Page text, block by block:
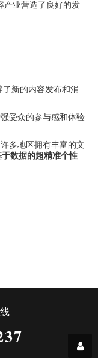
产业营造了良好的发
新的内容发布和消
受众的参与感和体验
多地区拥有丰富的文
于数据的超精准个性